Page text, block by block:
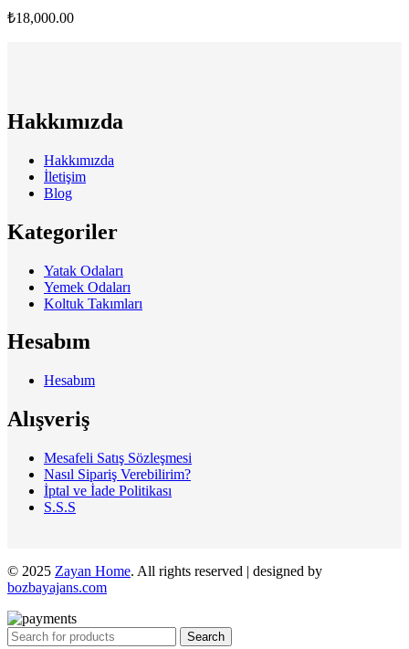
₺18,000.00
Hakkımızda
Hakkımızda
İletişim
Blog
Kategoriler
Yatak Odaları
Yemek Odaları
Koltuk Takımları
Hesabım
Hesabım
Alışveriş
Mesafeli Satış Sözleşmesi
Nasıl Sipariş Verebilirim?
İptal ve İade Politikası
S.S.S
© 2025 Zayan Home. All rights reserved | designed by
bozbayajans.com
Search